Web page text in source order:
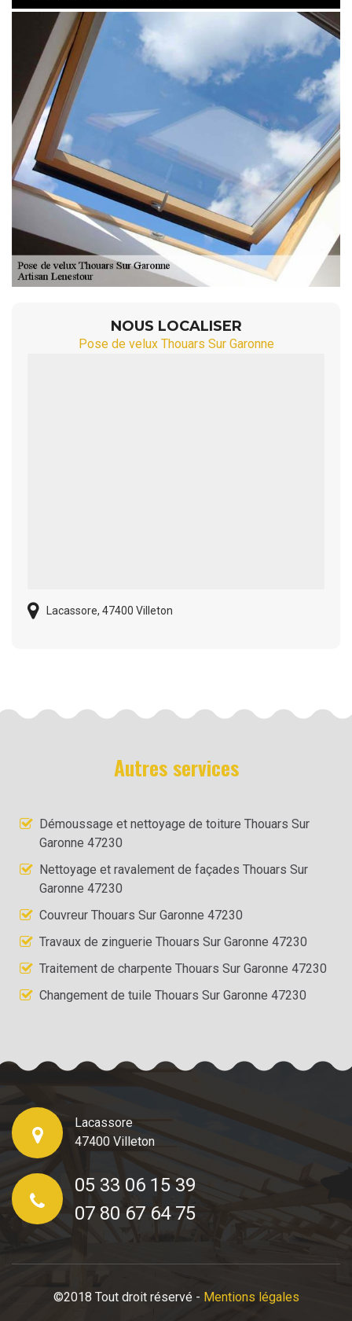
NOUS LOCALISER
Pose de velux Thouars Sur Garonne
Lacassore, 47400 Villeton
Autres services
Démoussage et nettoyage de toiture Thouars Sur
Garonne 47230
Nettoyage et ravalement de façades Thouars Sur
Garonne 47230
Couvreur Thouars Sur Garonne 47230
Travaux de zinguerie Thouars Sur Garonne 47230
Traitement de charpente Thouars Sur Garonne 47230
Changement de tuile Thouars Sur Garonne 47230
Lacassore
47400 Villeton
05 33 06 15 39
07 80 67 64 75
©2018 Tout droit réservé - Mentions légales